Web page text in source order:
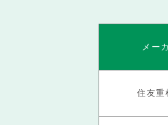
メー
住友重